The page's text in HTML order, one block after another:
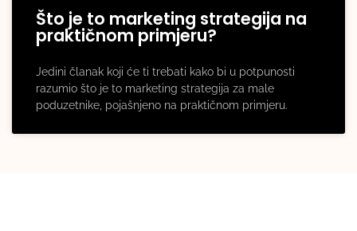
Što je to marketing strategija na
praktičnom primjeru?
Jedini članak koji će ti trebati kako bi u potpunosti
razumio što je to marketing strategija za male
poduzetnike, pojašnjeno na praktičnom primjeru.